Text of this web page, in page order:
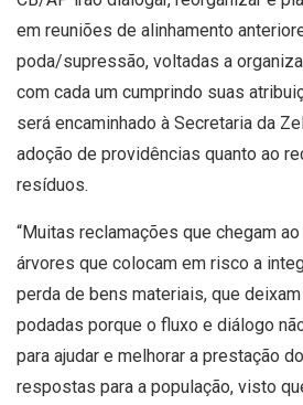
em reuniões de alinhamento
poda/supressão, voltadas a
com cada um cumprindo suas
será encaminhado à Secretaria da
adoção de providências quanto ao
resíduos.
“Muitas reclamações que chegam
árvores que colocam em risco a
perda de bens materiais, que
podadas porque o fluxo e diálogo
para ajudar e melhorar a prestação
respostas para a população, visto